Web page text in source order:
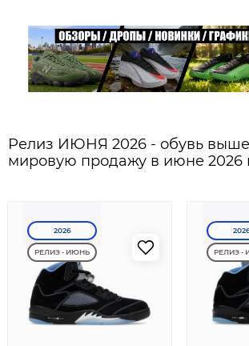
Релиз ИЮНЯ 2026 - обувь
мировую продажу в июне 2026
2026
РЕЛИЗ - ИЮНЬ РЕЛИЗ -